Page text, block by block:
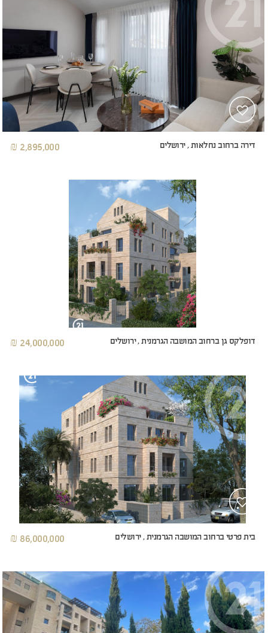
דירה ברחוב נחלאות , ירושלים 2,895,000 ₪
דופלקס גן ברחוב המושבה הגרמנית , ירושלים 24,000,000 ₪
בית פרטי ברחוב המושבה הגרמנית , ירושלים 86,000,000 ₪